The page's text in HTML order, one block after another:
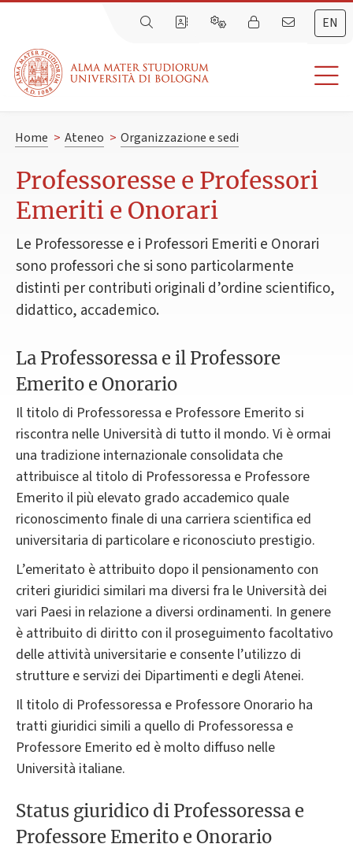
EN
Home > Ateneo > Organizzazione e sedi
Professoresse e Professori
Emeriti e Onorari
Le Professoresse e i Professori Emeriti e Onorari
sono professori che si sono particolarmente
distinti per contributi originali d’ordine scientifico,
didattico, accademico.
La Professoressa e il Professore
Emerito e Onorario
Il titolo di Professoressa e Professore Emerito si
riscontra nelle Università di tutto il mondo. Vi è ormai
una tradizione internazionale consolidata che
attribuisce al titolo di Professoressa e Professore
Emerito il più elevato grado accademico quale
riconoscimento finale di una carriera scientifica ed
universitaria di particolare e riconosciuto prestigio.
L’emeritato è attribuito dopo il pensionamento con
criteri giuridici similari ma diversi fra le Università dei
vari Paesi in relazione a diversi ordinamenti. In genere
è attribuito di diritto con il proseguimento facoltativo
delle attività universitarie e consente l’utilizzo di
strutture e servizi dei Dipartimenti e degli Atenei.
Il titolo di Professoressa e Professore Onorario ha
tratti giuridici simili a quello di Professoressa e
Professore Emerito ed è molto diffuso nelle
Università italiane.
Status giuridico di Professoressa e
Professore Emerito e Onorario